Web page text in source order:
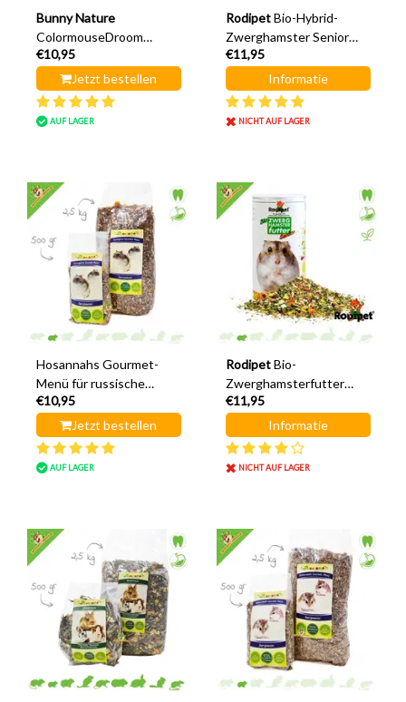
Bunny Nature
ColormouseDroom
Expert 500 Gramm
€10,95
Jetzt bestellen
AUF LAGER
Rodipet Bio-Hybrid-
Zwerghamster Senior
500 Gramm
€11,95
Informatie
NICHT AUF LAGER
Hosannahs Gourmet-
Menü für russische
Zwerghamster, 500
Gramm
€10,95
Jetzt bestellen
AUF LAGER
Rodipet Bio-
Zwerghamsterfutter
Senior 500 Gramm
€11,95
Informatie
NICHT AUF LAGER